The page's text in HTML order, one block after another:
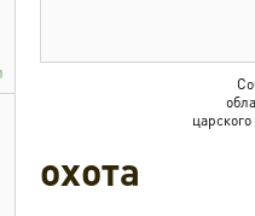
охота